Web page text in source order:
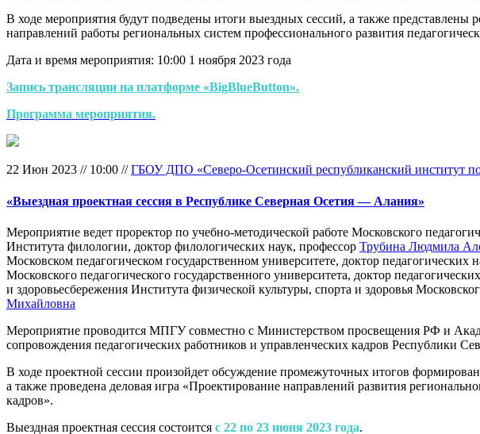
В ходе мероприятия будут подведены итоги выездных сессий, а также
направлений работы региональных систем профессионального развития
Дата и время мероприятия: 10:00 1 ноября 2023 года
Запись трансляции на платформе «BigBlueButton».
Программа мероприятия.
22 Июн 2023 //10:00 // ГБОУ ДПО «Северо-Осетинский республиканский институт
«Выездная проектная сессия в Республике Северная Осетия — Алания»
Мероприятие ведет проректор по учебно-методической работе Московского
Института филологии, доктор филологических наук, профессор Трубина Людмила
Московском педагогическом государственном университете, доктор педагогических
Московского педагогического государственного университета, доктор
и здоровьесбережения Института физической культуры, спорта и здоровья
Михайловна
Мероприятие проводится МПГУ совместно с Министерством просвещения РФ и
сопровождения педагогических работников и управленческих кадров Республики
В ходе проектной сессии произойдет обсуждение промежуточных итогов
а также проведена деловая игра «Проектирование направлений развития
кадров».
Выездная проектная сессия состоится с 22 по 23 июня 2023 года.